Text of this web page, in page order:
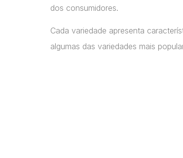
dos consumidores.
Cada variedade apresenta
algumas das variedades mais